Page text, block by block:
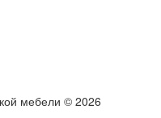
мебели © 2026